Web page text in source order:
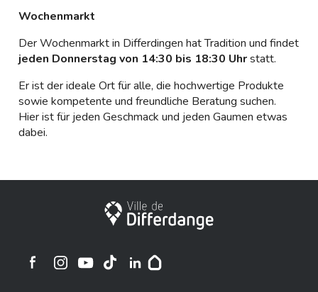
Wochenmarkt
Der Wochenmarkt in Differdingen hat Tradition und findet
jeden Donnerstag von 14:30 bis 18:30 Uhrstatt.
Er ist der ideale Ort für alle, die hochwertige Produkte
sowie kompetente und freundliche Beratung suchen.
Hier ist für jeden Geschmack und jeden Gaumen etwas
dabei.
Ville de Differdange
Ville de Differdange sur Instagram